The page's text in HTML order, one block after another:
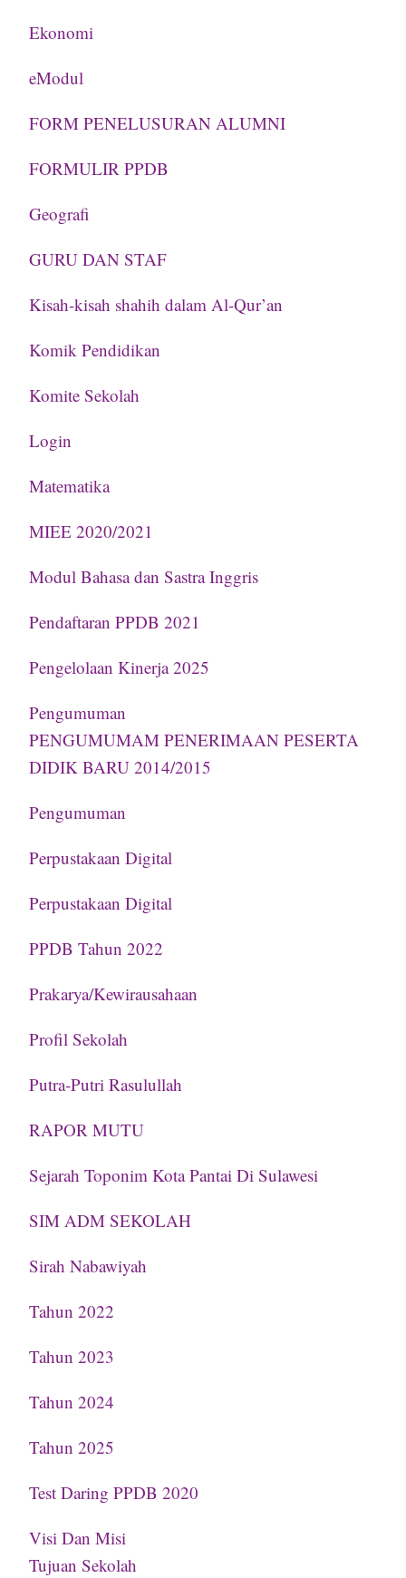
Ekonomi
eModul
FORM PENELUSURAN ALUMNI
FORMULIR PPDB
Geografi
GURU DAN STAF
Kisah-kisah shahih dalam Al-Qur’an
Komik Pendidikan
Komite Sekolah
Login
Matematika
MIEE 2020/2021
Modul Bahasa dan Sastra Inggris
Pendaftaran PPDB 2021
Pengelolaan Kinerja 2025
Pengumuman
PENGUMUMAM PENERIMAAN PESERTA
DIDIK BARU 2014/2015
Pengumuman
Perpustakaan Digital
Perpustakaan Digital
PPDB Tahun 2022
Prakarya/Kewirausahaan
Profil Sekolah
Putra-Putri Rasulullah
RAPOR MUTU
Sejarah Toponim Kota Pantai Di Sulawesi
SIM ADM SEKOLAH
Sirah Nabawiyah
Tahun 2022
Tahun 2023
Tahun 2024
Tahun 2025
Test Daring PPDB 2020
Visi Dan Misi
Tujuan Sekolah